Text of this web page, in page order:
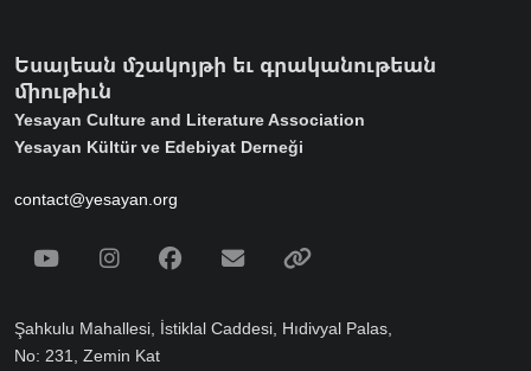
Եսայեան մշակոյթի եւ գրականութեան
միութիւն
Yesayan Culture and Literature Association
Yesayan Kültür ve Edebiyat Derneği
contact@yesayan.org
Social Media
YoutubeInstagramFacebook
Email
Şahkulu Mahallesi, İstiklal Caddesi, Hıdivyal Palas,
No: 231, Zemin Kat